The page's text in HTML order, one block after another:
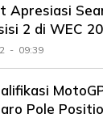
Apresiasi
2 di WEC
- 09:39
Pole